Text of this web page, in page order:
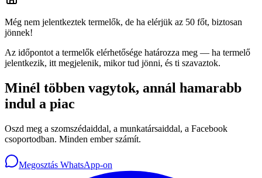
Még nem jelentkeztek termelők, de ha elérjük az 50 főt, biztosan
jönnek!
Az időpontot a termelők elérhetősége határozza meg — ha termelő
jelentkezik, itt megjelenik, mikor tud jönni, és ti szavaztok.
Minél többen vagytok, annál hamarabb
indul a piac
Oszd meg a szomszédaiddal, a munkatársaiddal, a Facebook
csoportodban. Minden ember számít.
Megosztás WhatsApp-on